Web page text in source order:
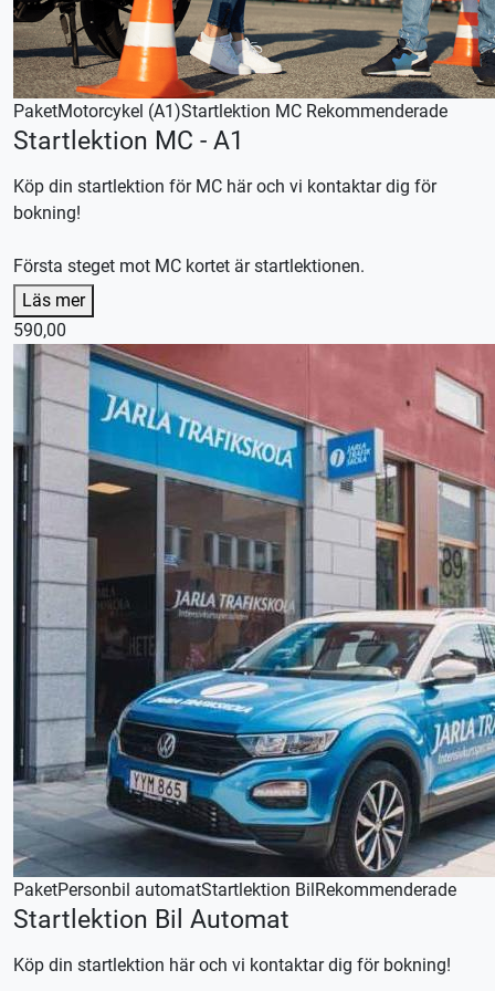
PaketMotorcykel (A1)Startlektion MC Rekommenderade
Startlektion MC - A1
Köp din startlektion för MC här och vi kontaktar dig för
bokning!
Första steget mot MC kortet är startlektionen.
Börja övningsköra med en startlektion, oavsett om du
önskar ta hela körutbildningen hos oss, kör med en privat
handledare eller en kombination av båda.
Efter lektionen skräddarsyr vi en plan efter dina
förutsättningar och önskemål.
Lån av kläder ingår
Lån av skydd ingår
Lån av MC ingår
Denna lektion utförs med en lätt MC (A1), körkortstillstånd
krävs. Utebliven närvaro debiteras enligt STR praxis.
OBS! Minderåriga behöver målsmans godkännande för att
få delta på körlektioner.
Kontakta oss för bokning eller logga in på appen TABS Elev
alternativt tctabs.se.
Vid önskemål om betalning via faktura, vänligen kontakta
trafikskolan så hjälper vi er.
Läs mer
590,00
PaketPersonbil automatStartlektion BilRekommenderade
Startlektion Bil Automat
Köp din startlektion här och vi kontaktar dig för bokning!